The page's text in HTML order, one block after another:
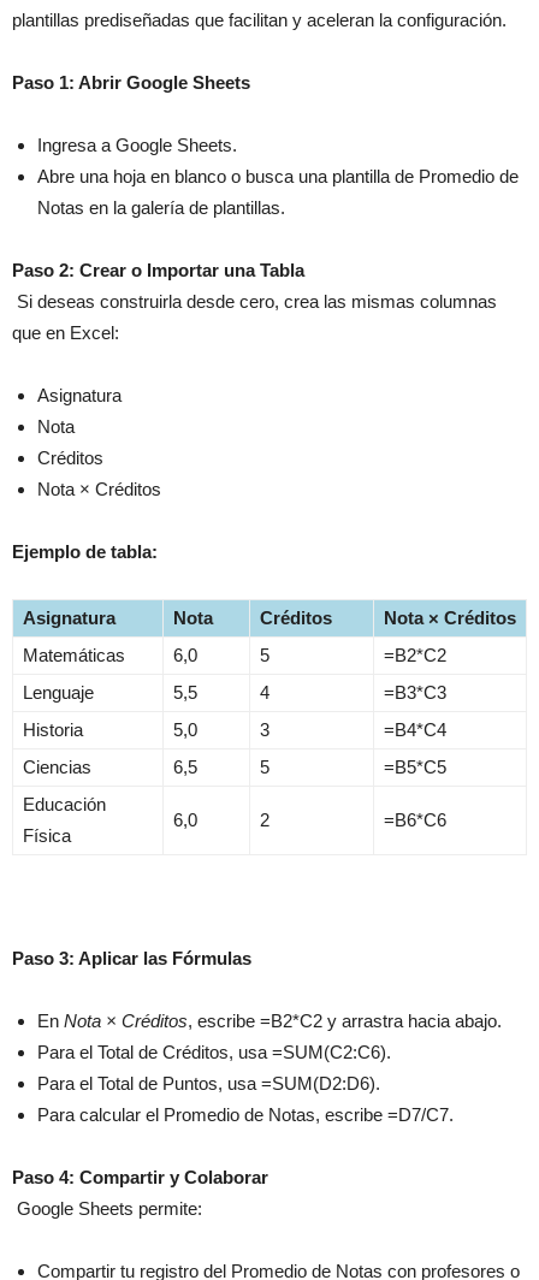
plantillas prediseñadas que facilitan y aceleran la configuración.
Paso 1: Abrir Google Sheets
Ingresa a Google Sheets.
Abre una hoja en blanco o busca una plantilla de Promedio de
Notas en la galería de plantillas.
Paso 2: Crear o Importar una Tabla
Si deseas construirla desde cero, crea las mismas columnas
que en Excel:
Asignatura
Nota
Créditos
Nota × Créditos
Ejemplo de tabla:
Asignatura Nota Créditos
Nota × Créditos
Matemáticas
6,0 5
=B2*C2
Lenguaje
5,5 4
=B3*C3
Historia
5,0 3
=B4*C4
Ciencias
6,5 5
=B5*C5
Educación
Física
6,0 2 =B6*C6
Paso 3: Aplicar las Fórmulas
En Nota × Créditos, escribe =B2*C2 y arrastra hacia abajo.
Para el Total de Créditos, usa =SUM(C2:C6).
Para el Total de Puntos, usa =SUM(D2:D6).
Para calcular el Promedio de Notas, escribe =D7/C7.
Paso 4: Compartir y Colaborar
Google Sheets permite:
Compartir tu registro del Promedio de Notas con profesores o